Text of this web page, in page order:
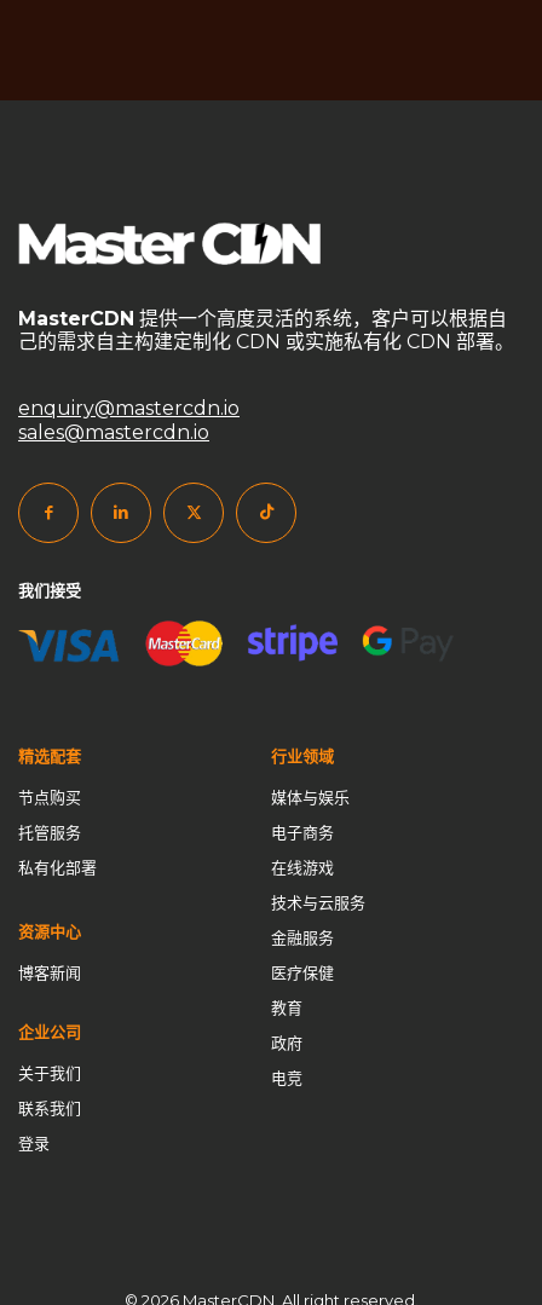
MasterCDN 提供一个高度灵活的系统，客户可以根据自
己的需求自主构建定制化 CDN 或实施私有化 CDN 部署。
enquiry@mastercdn.io
sales@mastercdn.io
我们接受
精选配套
节点购买
托管服务
私有化部署
行业领域
媒体与娱乐
电子商务
在线游戏
技术与云服务
金融服务
医疗保健
教育
政府
电竞
资源中心
博客新闻
企业公司
关于我们
联系我们
登录
© 2026 MasterCDN. All right reserved.